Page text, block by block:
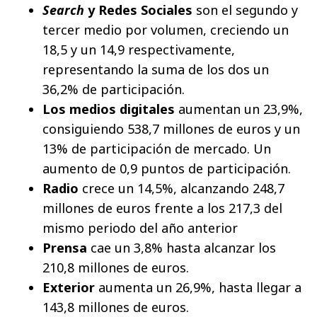
Search y Redes Sociales son el segundo y
tercer medio por volumen, creciendo un
18,5 y un 14,9 respectivamente,
representando la suma de los dos un
36,2% de participación.
Los medios digitales aumentan un 23,9%,
consiguiendo 538,7 millones de euros y un
13% de participación de mercado. Un
aumento de 0,9 puntos de participación.
Radio crece un 14,5%, alcanzando 248,7
millones de euros frente a los 217,3 del
mismo periodo del año anterior
Prensa cae un 3,8% hasta alcanzar los
210,8 millones de euros.
Exterior aumenta un 26,9%, hasta llegar a
143,8 millones de euros.